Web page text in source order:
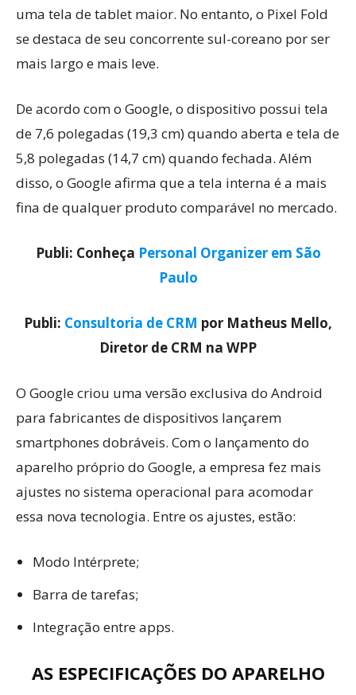
uma tela de tablet maior. No entanto, o Pixel Fold
se destaca de seu concorrente sul-coreano por ser
mais largo e mais leve.
De acordo com o Google, o dispositivo possui tela
de 7,6 polegadas (19,3 cm) quando aberta e tela de
5,8 polegadas (14,7 cm) quando fechada. Além
disso, o Google afirma que a tela interna é a mais
fina de qualquer produto comparável no mercado.
Publi: Conheça Personal Organizer em São
Paulo
Publi: Consultoria de CRM por Matheus Mello,
Diretor de CRM na WPP
O Google criou uma versão exclusiva do Android
para fabricantes de dispositivos lançarem
smartphones dobráveis. Com o lançamento do
aparelho próprio do Google, a empresa fez mais
ajustes no sistema operacional para acomodar
essa nova tecnologia. Entre os ajustes, estão:
Modo Intérprete;
Barra de tarefas;
Integração entre apps.
AS ESPECIFICAÇÕES DO APARELHO